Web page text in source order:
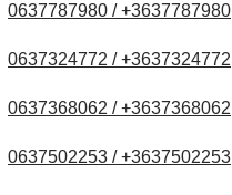
0637787980 / +3637787980
0637324772 / +3637324772
0637368062 / +3637368062
0637502253 / +3637502253